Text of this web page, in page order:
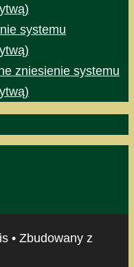
systemu
zniesienie systemu
• Zbudowany z